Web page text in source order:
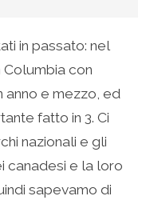
in passato: nel
Columbia con
anno e mezzo, ed
fatto in 3. Ci
nazionali e gli
canadesi e la loro
sapevamo di